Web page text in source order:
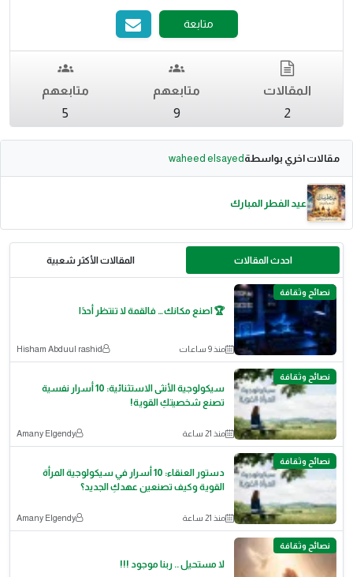
متابعة
المقالات
2
متابعهم
9
متابعهم
5
مقالات اخري بواسطة waheed elsayed
عيد الفطر المبارك
احدث المقالات المقالات الأكثر شعبية
نصائح وثقافة
🏆 اصنع مكانك… فالقمة لا تنتظر أحدًا
منذ 9 ساعات Hisham Abduul rashid
نصائح وثقافة
سيكولوجية الأنثى الاستثنائية: 10 أسرار نفسية
تصنع شخصيتكِ القوية!
منذ 21 ساعة Amany Elgendy
نصائح وثقافة
دستور العنقاء: 10 أسرار في سيكولوجية المرأة
القوية وكيف تصنعين عهدكِ الجديد؟
منذ 21 ساعة Amany Elgendy
نصائح وثقافة
لا مستحيل .. ربنا موجود !!!